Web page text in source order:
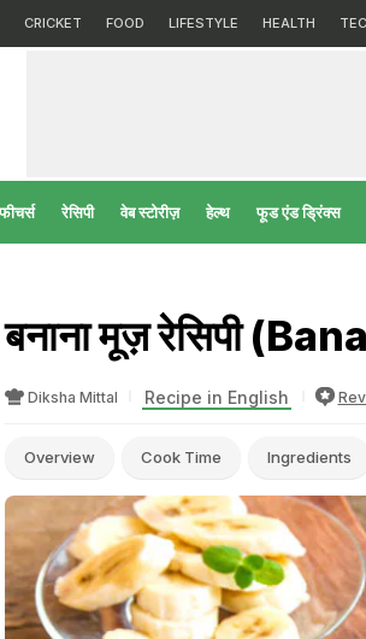
CRICKET FOOD LIFESTYLE HEALTH
फीचर्स रेसिपी वेब स्टोरीज़ हेल्‍थ फूड एंड ड्रिंक्स
बनाना मूज़ रेसिपी
Diksha Mittal Recipe in English
Overview Cook Time Ingredients